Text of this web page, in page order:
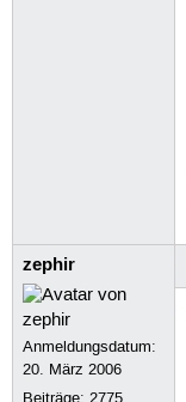
zephir
Anmeldungsdatum:
20. März 2006
Beiträge:2775